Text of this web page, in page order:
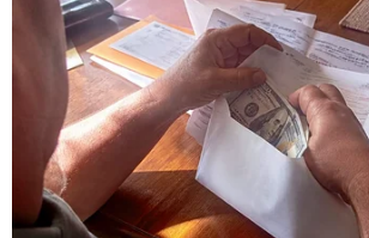
TIN CÙNG CHUYÊN MỤC